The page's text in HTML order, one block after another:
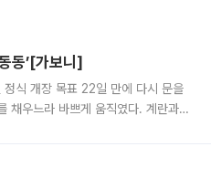
동’[가보니]
식 개장 목표 22일 만에 다시 문을
채우느라 바쁘게 움직였다. 계란과